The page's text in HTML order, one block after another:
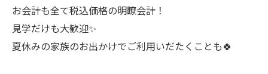
お会計も全て税込価格の明瞭会計！
見学だけも大歓迎✨
夏休みの家族のお出かけでご利用いだたくことも🍀